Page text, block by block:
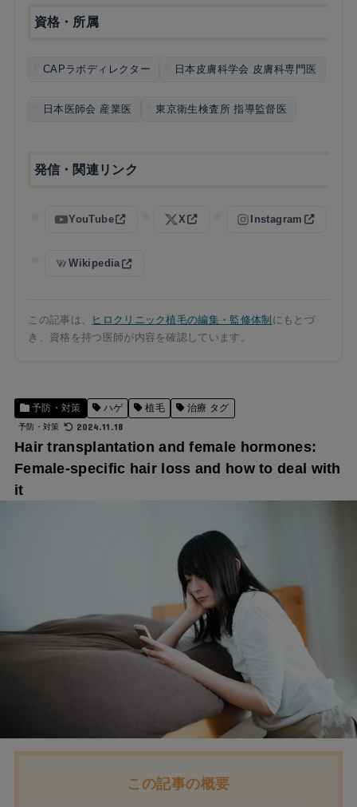
資格・所属
CAPラボディレクター 日本皮膚科学会 皮膚科専門医
日本医師会 産業医 東京衛生検査所 指導監督医
発信・関連リンク
YouTube X Instagram
Wikipedia
この記事は、 ヒロクリニック植毛の編集・監修体制 にもとづ
き、資格を持つ医師が内容を確認しています。
予防・対策 ハゲ 植毛 治療 タグ
予防・対策 2024.11.18
Hair transplantation and female hormones:
Female-specific hair loss and how to deal with
it
この記事の概要